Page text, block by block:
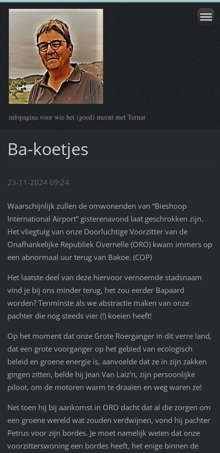
infopagina voor wie het (goed) meent met Ternat
Ba-koetjes
23-11-2024 09:24
Waarschijnlijk zullen de omwonenden van “Bieshoop
International Airport” gisterenavond laat geschrokken zijn.
Het vliegtuig van onze Doorluchtige Voorzitter van de
Onafhankelijke Republiek Overnelle (ORO) kwam immers op
een abnormaal uur terug van Bakoe. (COP)
Het laatste deel van deze hiervoor vernoemde stadsnaam
vind je bij ons minder terug, het zou eerder Bapaard
worden? Tenminste als we abstractie maken van onze
pachter die nog steeds vier (!) koeien heeft!
Op het moment dat onze Grote Roerganger in dit verre land,
dat een grote voorganger op het gebied van ecologisch
beleid en groene energie is, aanvoelde dat ze in zijn zakken
gingen zitten, belde hij Jean Van Laiz’n, zijn persoonlijke
piloot, om de motoren warm te draaien en weg waren ze!
Net toen hij bij aankomst in ORO dacht dat al die zorgen om
een groene wereld wat zouden verdwijnen, vond hij pachter
Petrus voor zijn bordes. Je moet namelijk weten dat onze
voorzitterswoning een bordes heeft, het enige binnen de